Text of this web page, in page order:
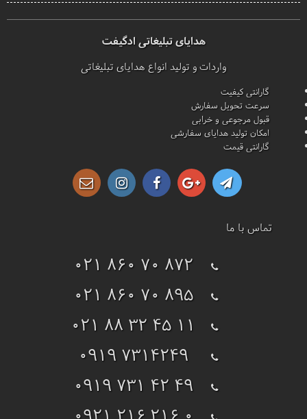
هدایای تبلیغاتی ادگیفت
واردات و تولید انواع هدایای تبلیغاتی
گارانتی کیفیت
سرعت تحویل سفارش
قبول مرجوعی و خرابی
امکان تولید هدایای سفارشی
گارانتی قیمت
تماس با ما
021 860 70 872
021 860 70 895
021 88 32 45 11
0919 7314249
0919 731 42 49